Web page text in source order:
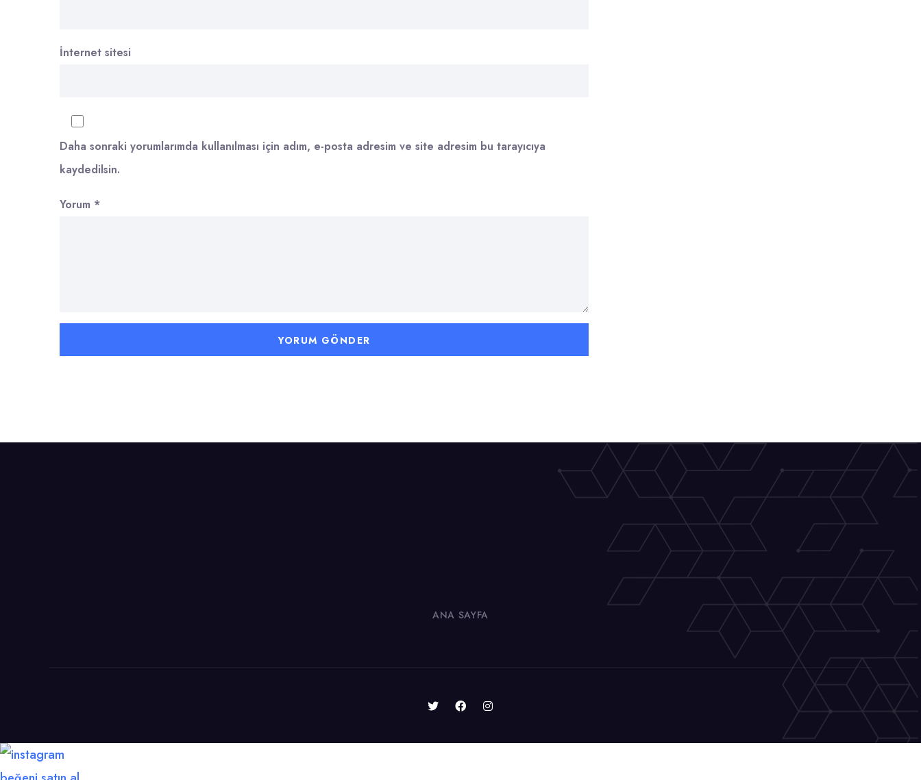
İnternet sitesi
Daha sonraki yorumlarımda kullanılması için adım, e-posta adresim ve site adresim bu tarayıcıya
kaydedilsin.
Yorum *
ANA SAYFA